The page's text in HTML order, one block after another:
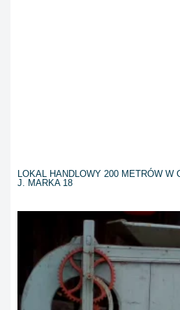
LOKAL HANDLOWY 200 METRÓW W
J. MARKA 18